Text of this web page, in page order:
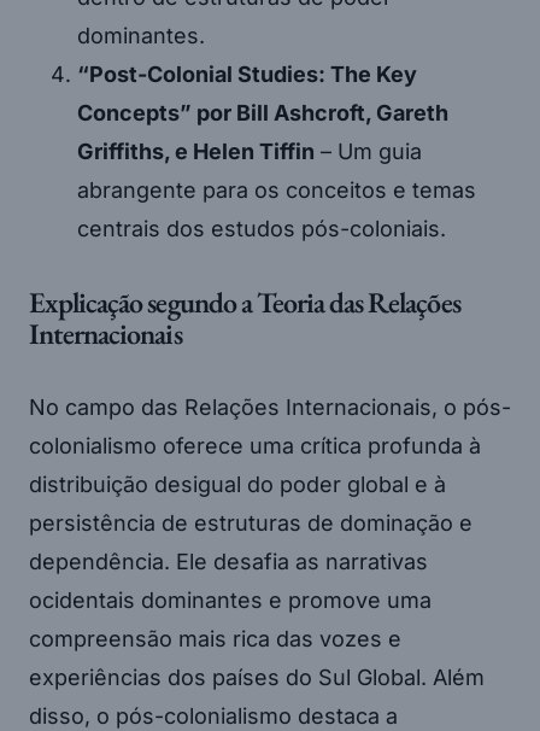
dominantes.
“Post-Colonial Studies: The Key
Concepts” por Bill Ashcroft, Gareth
Griffiths, e Helen Tiffin – Um guia
abrangente para os conceitos e temas
centrais dos estudos pós-coloniais.
Explicação segundo a Teoria das Relações
Internacionais
No campo das Relações Internacionais, o pós-
colonialismo oferece uma crítica profunda à
distribuição desigual do poder global e à
persistência de estruturas de dominação e
dependência. Ele desafia as narrativas
ocidentais dominantes e promove uma
compreensão mais rica das vozes e
experiências dos países do Sul Global. Além
disso, o pós-colonialismo destaca a